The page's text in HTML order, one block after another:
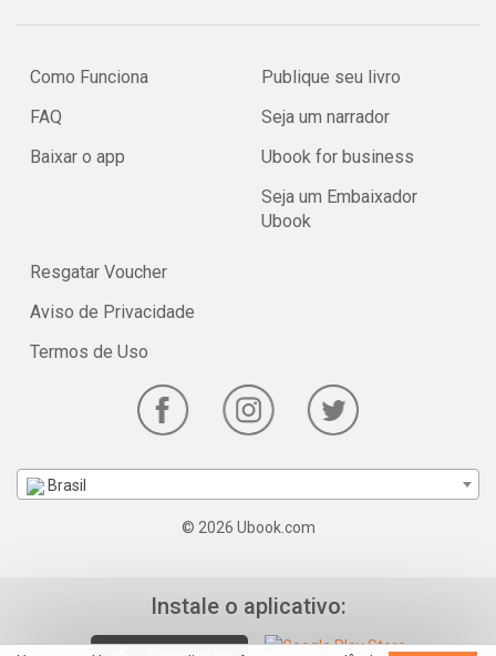
Como Funciona
FAQ
Baixar o app
Publique seu livro
Seja um narrador
Ubook for business
Seja um Embaixador
Ubook
Resgatar Voucher
Aviso de Privacidade
Termos de Uso
Brasil
© 2026 Ubook.com
Instale o aplicativo: